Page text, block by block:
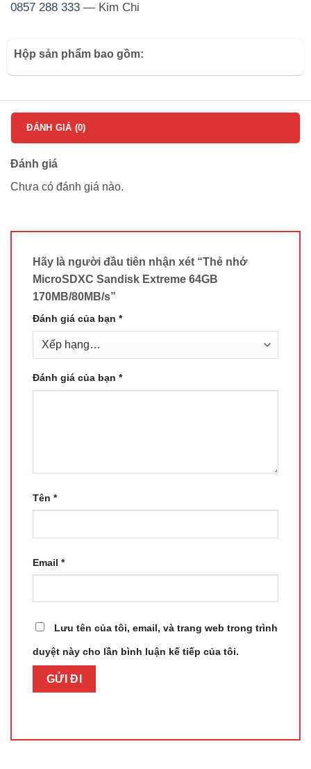
0857 288 333— Kim Chi
Hộp sản phẩm bao gồm:
ĐÁNH GIÁ (0)
Đánh giá
Chưa có đánh giá nào.
Hãy là người đầu tiên nhận xét “Thẻ nhớ
MicroSDXC Sandisk Extreme 64GB
170MB/80MB/s”
Đánh giá của bạn *
Đánh giá của bạn *
Tên *
Email *
Lưu tên của tôi, email, và trang web trong trình
duyệt này cho lần bình luận kế tiếp của tôi.